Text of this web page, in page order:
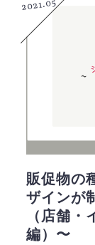
2021.05
販促物の
ザインが
（店舗
編）〜